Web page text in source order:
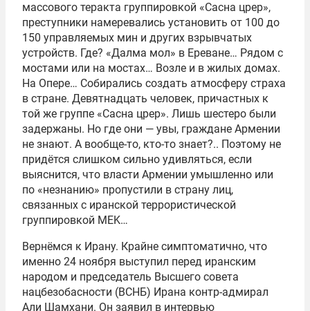
массового теракта группировкой «Сасна црер»,
преступники намеревались установить от 100 до
150 управляемых мин и других взрывчатых
устройств. Где? «Далма мол» в Ереване… Рядом с
мостами или на мостах… Возле и в жилых домах.
На Опере… Собирались создать атмосферу страха
в стране. Девятнадцать человек, причастных к
той же группе «Сасна црер». Лишь шестеро были
задержаны. Но где они — увы, граждане Армении
не знают. А вообще-то, кто-то знает?.. Поэтому не
придётся слишком сильно удивляться, если
выяснится, что власти Армении умышленно или
по «незнанию» пропустили в страну лиц,
связанных с иранской террористической
группировкой MEK…
Вернёмся к Ирану. Крайне симптоматично, что
именно 24 ноября выступил перед иранским
народом и председатель Высшего совета
нацбезобасности (ВСНБ) Ирана контр-адмирал
Али Шамхани. Он заявил в интервью